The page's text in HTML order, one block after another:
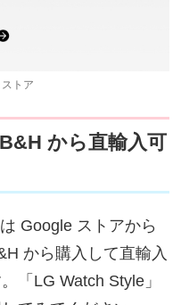
トア
から直輸入可
Google ストアから
から購入して直輸入
「LG Watch Style」